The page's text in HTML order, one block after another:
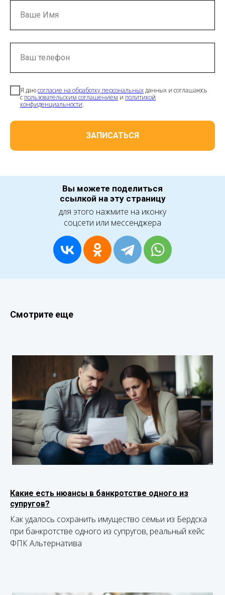
Ваше Имя
Ваш телефон
Я даюсогласие на обработку персональныхданных и соглашаюсь
с пользовательским соглашением и политикой
конфиденциальности.
ЗАПИСАТЬСЯ
Вы можете поделиться
ссылкой на эту страницу
для этого нажмите на иконку
соцсети или мессенджера
Смотрите еще
Какие есть нюансы в банкротстве одного из
супругов?
Как удалось сохранить имущество семьи из Бердска
при банкротстве одного из супругов, реальный кейс
ФПК Альтернатива